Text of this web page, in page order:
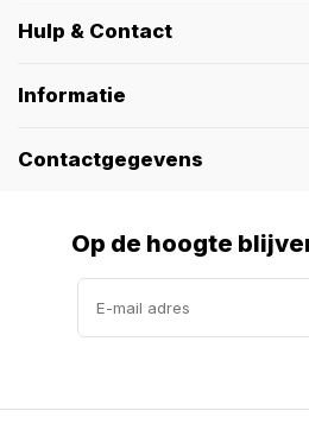
Hulp & Contact
Informatie
Contactgegevens
Op de hoogte